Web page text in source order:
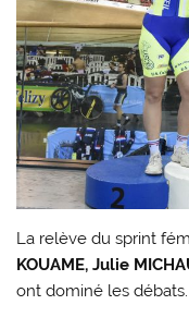
La relève du sprint
KOUAME, Julie
ont dominé les débats.